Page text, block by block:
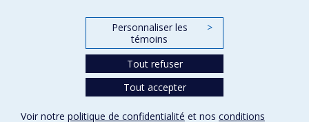
Personnaliser les
témoins
>
Tout refuser
Tout accepter
Voir notre politique de confidentialité et nos conditions